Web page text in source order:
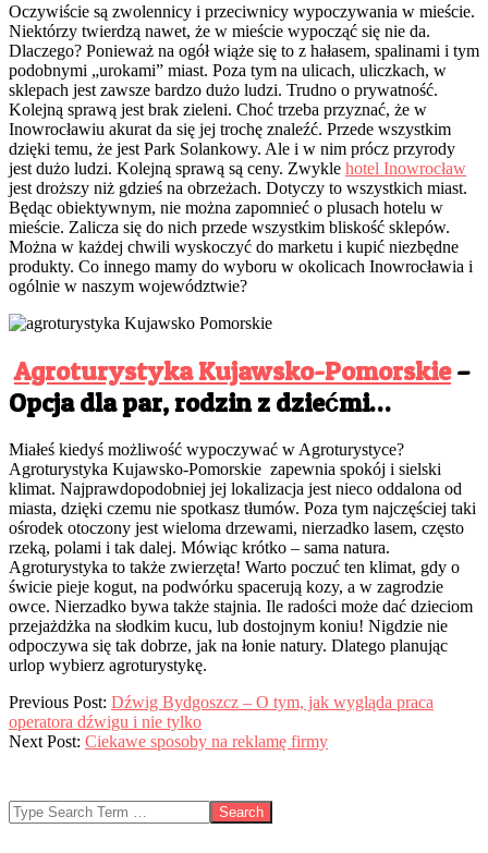
Oczywiście są zwolennicy i przeciwnicy wypoczywania w mieście.
Niektórzy twierdzą nawet, że w mieście wypocząć się nie da.
Dlaczego? Ponieważ na ogół wiąże się to z hałasem, spalinami i tym
podobnymi „urokami” miast. Poza tym na ulicach, uliczkach, w
sklepach jest zawsze bardzo dużo ludzi. Trudno o prywatność.
Kolejną sprawą jest brak zieleni. Choć trzeba przyznać, że w
Inowrocławiu akurat da się jej trochę znaleźć. Przede wszystkim
dzięki temu, że jest Park Solankowy. Ale i w nim prócz przyrody
jest dużo ludzi. Kolejną sprawą są ceny. Zwykle hotel Inowrocław
jest droższy niż gdzieś na obrzeżach. Dotyczy to wszystkich miast.
Będąc obiektywnym, nie można zapomnieć o plusach hotelu w
mieście. Zalicza się do nich przede wszystkim bliskość sklepów.
Można w każdej chwili wyskoczyć do marketu i kupić niezbędne
produkty. Co innego mamy do wyboru w okolicach Inowrocławia i
ogólnie w naszym województwie?
Agroturystyka Kujawsko-Pomorskie–
Opcja dla par, rodzin z dziećmi…
Miałeś kiedyś możliwość wypoczywać w Agroturystyce?
Agroturystyka Kujawsko-Pomorskie zapewnia spokój i sielski
klimat. Najprawdopodobniej jej lokalizacja jest nieco oddalona od
miasta, dzięki czemu nie spotkasz tłumów. Poza tym najczęściej taki
ośrodek otoczony jest wieloma drzewami, nierzadko lasem, często
rzeką, polami i tak dalej. Mówiąc krótko – sama natura.
Agroturystyka to także zwierzęta! Warto poczuć ten klimat, gdy o
świcie pieje kogut, na podwórku spacerują kozy, a w zagrodzie
owce. Nierzadko bywa także stajnia. Ile radości może dać dzieciom
przejażdżka na słodkim kucu, lub dostojnym koniu! Nigdzie nie
odpoczywa się tak dobrze, jak na łonie natury. Dlatego planując
urlop wybierz agroturystykę.
2022-
05-
18
Previous Post: Dźwig Bydgoszcz – O tym, jak wygląda praca
operatora dźwigu i nie tylko
Next Post: Ciekawe sposoby na reklamę firmy
Search